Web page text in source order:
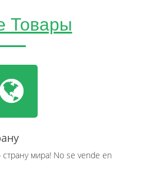
Товары
мира! No se vende en